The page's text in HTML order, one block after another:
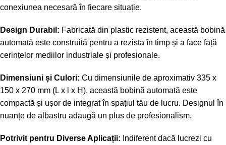
conexiunea necesară în fiecare situație.
Design Durabil: Fabricată din plastic rezistent, această bobină
automată este construită pentru a rezista în timp și a face față
cerințelor mediilor industriale și profesionale.
Dimensiuni și Culori: Cu dimensiunile de aproximativ 335 x
150 x 270 mm (L x l x H), această bobină automată este
compactă și ușor de integrat în spațiul tău de lucru. Designul în
nuanțe de albastru adaugă un plus de profesionalism.
Potrivit pentru Diverse Aplicații: Indiferent dacă lucrezi cu